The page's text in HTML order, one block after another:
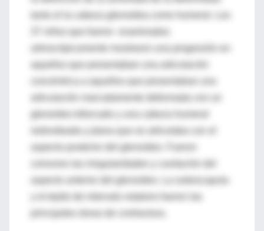
artroscópicamente mostraron una progresión en
aquellos que presentaban una articulación
concéntrica a aquellos que presentaban una
aspecto posterior del glenoideo. Fueron
comunes las irregularidades y cavitación del
aspecto anterior del glenoideo. La subescapula